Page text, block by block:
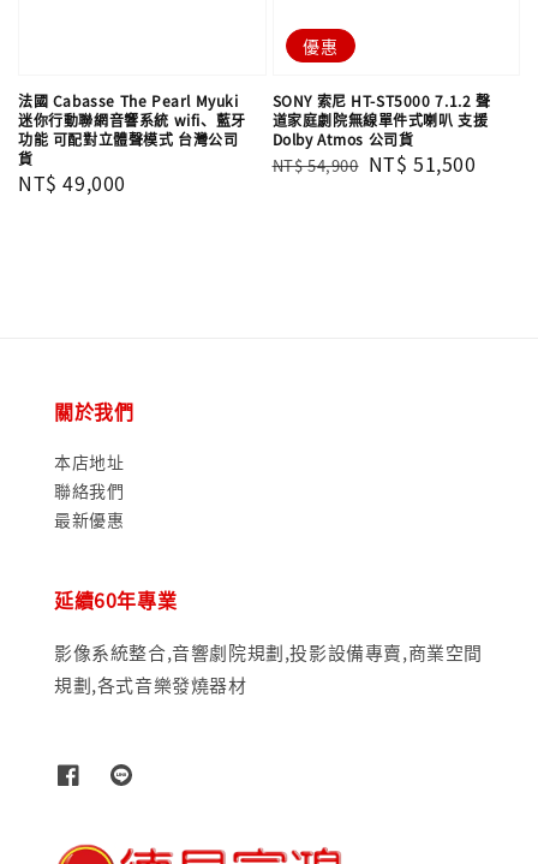
法國 Cabasse The Pearl Myuki
迷你行動聯網音響系統 wifi、藍牙
功能 可配對立體聲模式 台灣公司
貨
Regular
NT$ 49,000
優惠
SONY 索尼 HT-ST5000 7.1.2 聲
道家庭劇院無線單件式喇叭 支援
Dolby Atmos 公司貨
Regular
NT$ 54,900 Sale
NT$ 51,500
關於我們
本店地址
聯絡我們
最新優惠
延續60年專業
影像系統整合,音響劇院規劃,投影設備專賣,商業空間
規劃,各式音樂發燒器材